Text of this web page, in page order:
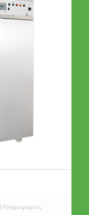
Πληροφορίες